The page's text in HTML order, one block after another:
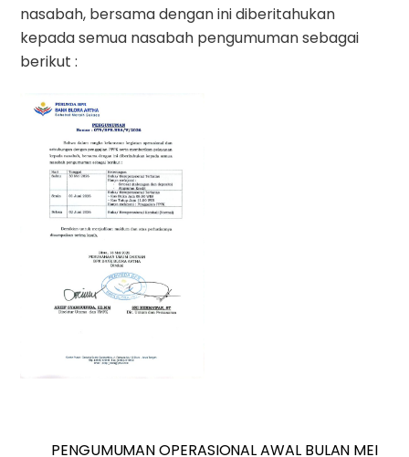
nasabah, bersama dengan ini diberitahukan
kepada semua nasabah pengumuman sebagai
berikut :
PENGUMUMAN OPERASIONAL AWAL BULAN MEI